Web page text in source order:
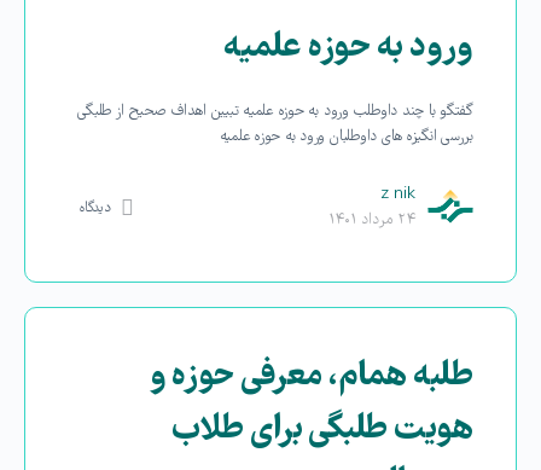
ورود به حوزه علمیه
گفتگو با چند داوطلب ورود به حوزه علمیه تبیین اهداف صحیح از طلبگی
بررسی انگیزه های داوطلبان ورود به حوزه علمیه
z nik
۲۴ مرداد ۱۴۰۱
دیدگاه
طلبه همام، معرفی حوزه و
هویت طلبگی برای طلاب